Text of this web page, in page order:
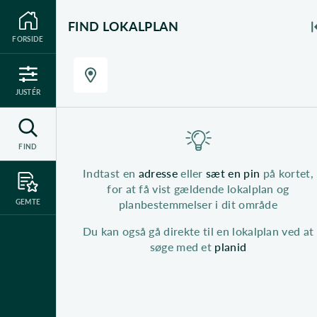
FORSIDE
JUSTÉR
FIND
GEMTE
FIND LOKALPLAN
Indtast en adresseellersæt en pin på kortet,
for at få vist gældende lokalplan og
planbestemmelser i dit område
Du kan også gå direkte til en lokalplan ved at
søge med et planid
Download planer